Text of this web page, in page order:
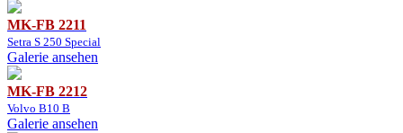
MK-FB 2211
Setra S 250 Special
Galerie ansehen
MK-FB 2212
Volvo B10 B
Galerie ansehen